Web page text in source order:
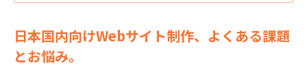
日本国内向けWebサイト制作、よくある課題
とお悩み。